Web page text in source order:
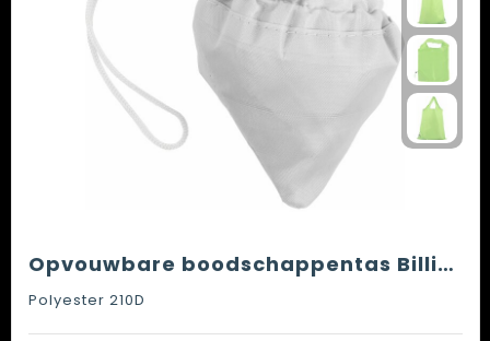
Opvouwbare boodschappentas Billie | 5 l
Polyester 210D